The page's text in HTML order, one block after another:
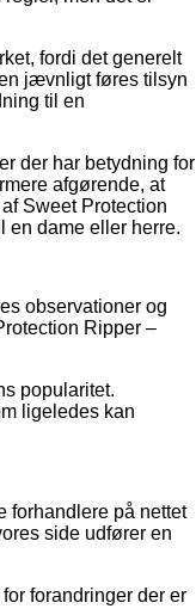
fordi det generelt
jævnligt føres tilsyn
til en
der har betydning for
afgørende, at
Sweet Protection
en dame eller herre.
observationer og
Ripper –
popularitet.
ligeledes kan
forhandlere på nettet
side udfører en
forandringer der er